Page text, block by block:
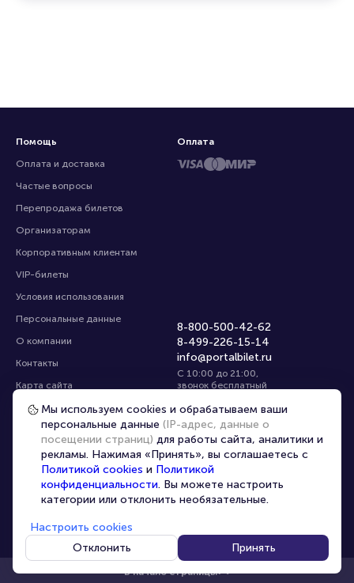
Помощь
Оплата и доставка
Частые вопросы
Перепродажа билетов
Организаторам
Корпоративным клиентам
VIP-билеты
Условия использования
Персональные данные
О компании
Контакты
Карта сайта
Управление cookies
8-800-500-42-62
8-499-226-15-14
info@portalbilet.ru
С 10:00 до 21:00,
звонок бесплатный
Все площадки
Оплата
Главная | Екатеринбург
© 2020 - 2026 portalbilet.ru Все права защищены
В начало страницы
Мы используем cookies и обрабатываем ваши
персональные данные (IP-адрес, данные о
посещении страниц) для работы сайта, аналитики и
рекламы. Нажимая «Принять», вы соглашаетесь с
Политикой cookies и Политикой
конфиденциальности. Вы можете настроить
категории или отклонить необязательные.
Настроить cookies
Отклонить
Принять